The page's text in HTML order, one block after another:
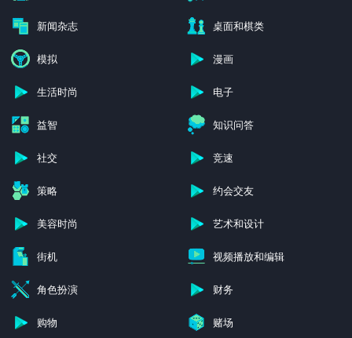
新闻杂志 桌面和棋类
模拟 漫画
生活时尚 电子
益智 知识问答
社交 竞速
策略 约会交友
美容时尚 艺术和设计
街机 视频播放和编辑
角色扮演 财务
购物 赌场